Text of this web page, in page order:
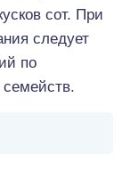
сот. При
следует
по